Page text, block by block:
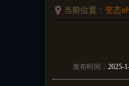
当前位置： 变态
发布时间： 2025-